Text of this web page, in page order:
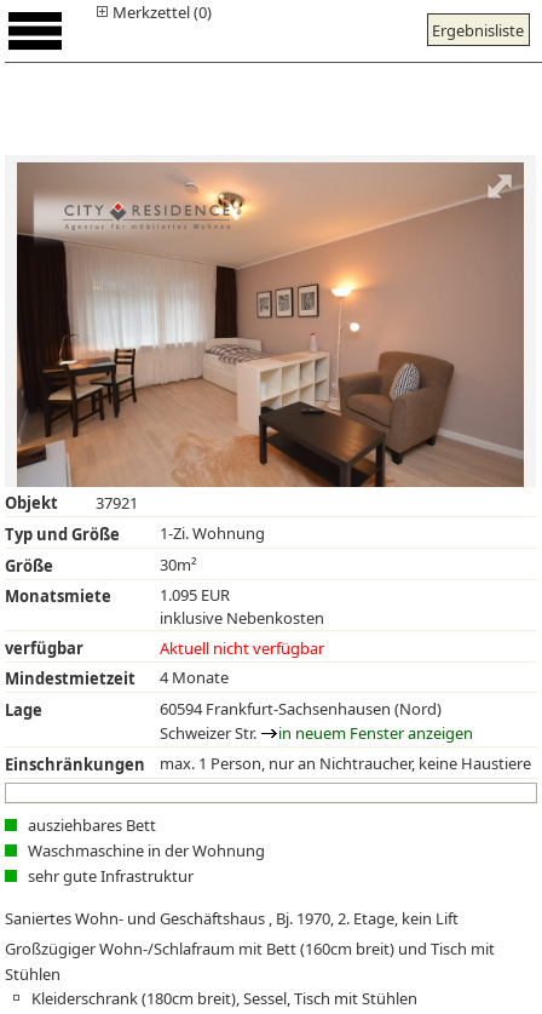
Ergebnisliste
Merkzettel (0)
Objekt
37921
Typ und Größe
1-Zi. Wohnung
Größe
30m²
Monatsmiete
1.095 EUR
inklusive Nebenkosten
verfügbar
Aktuell nicht verfügbar
Mindestmietzeit
4 Monate
Lage
60594 Frankfurt-Sachsenhausen (Nord)
Schweizer Str.
in neuem Fenster anzeigen
Einschränkungen
max. 1 Person, nur an Nichtraucher, keine Haustiere
ausziehbares Bett
Waschmaschine in der Wohnung
sehr gute Infrastruktur
Saniertes Wohn- und Geschäftshaus , Bj. 1970, 2. Etage, kein Lift
Großzügiger Wohn-/Schlafraum mit Bett (160cm breit) und Tisch mit
Stühlen
Kleiderschrank (180cm breit), Sessel, Tisch mit Stühlen